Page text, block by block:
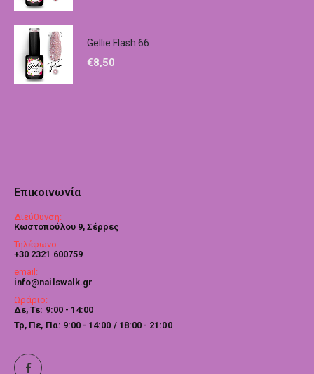
Gellie Flash 66
€8,50
Επικοινωνία
Διεύθυνση:
Κωστοπούλου 9, Σέρρες
Τηλέφωνο:
+30 2321 600759
email:
info@nailswalk.gr
Ωράριο:
Δε, Τε: 9:00 - 14:00
Τρ, Πε, Πα: 9:00 - 14:00 / 18:00 - 21:00